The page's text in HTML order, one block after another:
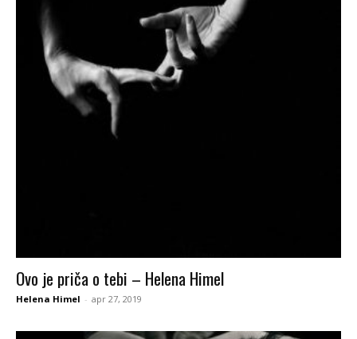
Ovo je priča o tebi – Helena Himel
Helena Himel - apr 27, 2019